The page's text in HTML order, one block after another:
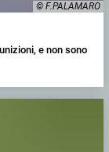
© F.PALAMARO
e non sono